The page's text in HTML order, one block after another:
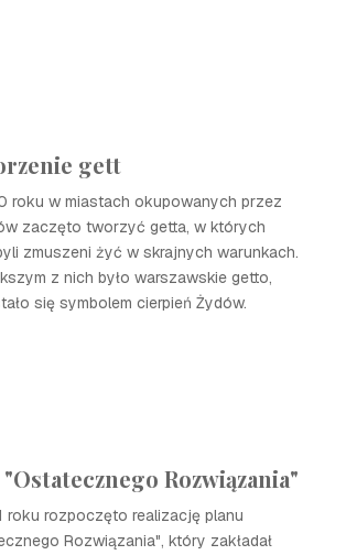
gett
roku w miastach okupowanych przez
zaczęto tworzyć getta, w których
zmuszeni żyć w skrajnych warunkach.
z nich było warszawskie getto,
się symbolem cierpień Żydów.
Rozwiązania"
roku rozpoczęto realizację planu
Rozwiązania", który zakładał